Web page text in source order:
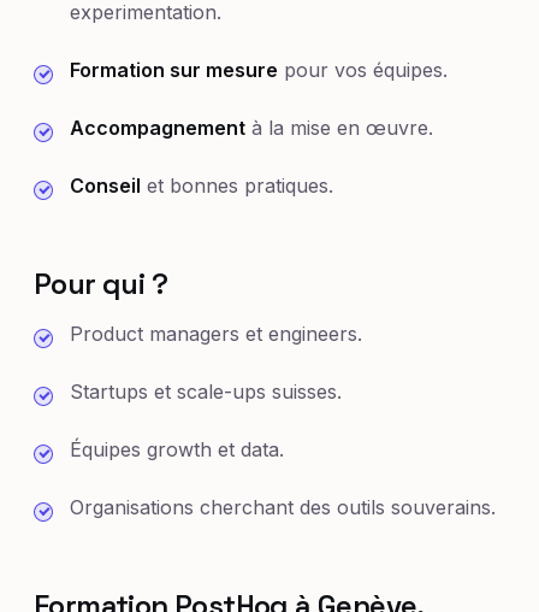
experimentation.
Formation sur mesure pour vos équipes.
Accompagnement à la mise en œuvre.
Conseil et bonnes pratiques.
Pour qui ?
Product managers et engineers.
Startups et scale-ups suisses.
Équipes growth et data.
Organisations cherchant des outils souverains.